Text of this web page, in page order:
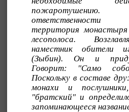
территория
лесополоса.
наместник обители
(Зыбин). Он и
Говорит: "Само
Поскольку в составе
монахи и
"братский" и
запоминающееся